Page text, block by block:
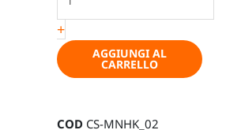
per
portellone
posteriore
–
+
AGGIUNGI AL
CARRELLO
COD CS-MNHK_02